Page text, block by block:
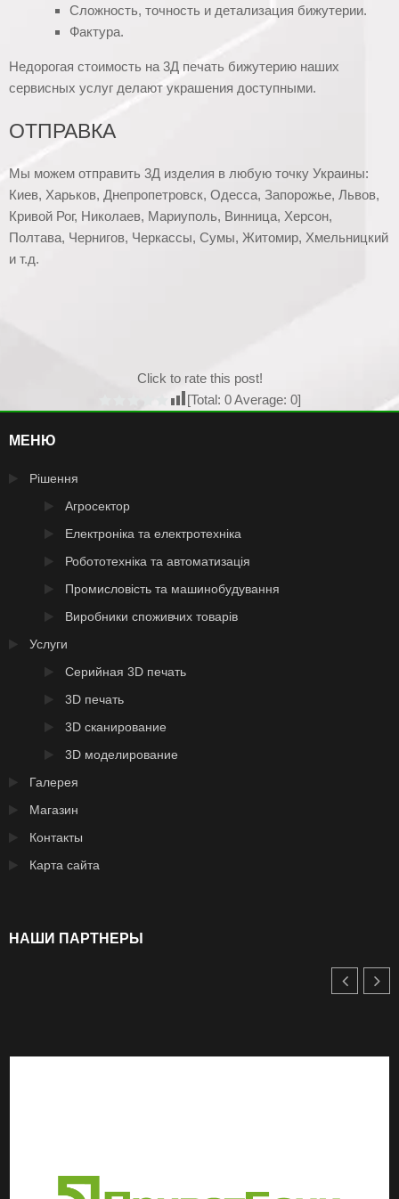
Сложность, точность и детализация бижутерии.
Фактура.
Недорогая стоимость на 3Д печать бижутерию наших
сервисных услуг делают украшения доступными.
ОТПРАВКА
Мы можем отправить 3Д изделия в любую точку Украины:
Киев, Харьков, Днепропетровск, Одесса, Запорожье, Львов,
Кривой Рог, Николаев, Мариуполь, Винница, Херсон,
Полтава, Чернигов, Черкассы, Сумы, Житомир, Хмельницкий
и т.д.
Click to rate this post!
[Total: 0Average: 0]
МЕНЮ
Рішення
Агросектор
Електроніка та електротехніка
Робототехніка та автоматизація
Промисловість та машинобудування
Виробники споживчих товарів
Услуги
Серийная 3D печать
3D печать
3D сканирование
3D моделирование
Галерея
Магазин
Контакты
Карта сайта
НАШИ ПАРТНЕРЫ